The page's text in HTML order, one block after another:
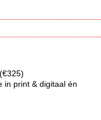
(€325)
in print & digitaal én